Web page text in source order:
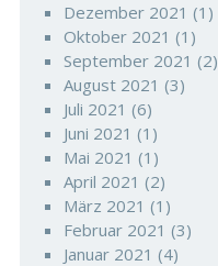
Dezember 2021 (1)
Oktober 2021 (1)
September 2021 (2)
August 2021 (3)
Juli 2021 (6)
Juni 2021 (1)
Mai 2021 (1)
April 2021 (2)
März 2021 (1)
Februar 2021 (3)
Januar 2021 (4)